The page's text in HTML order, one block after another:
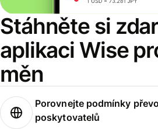
Stáhněte si
aplikaci Wise
měn
Porovnejte podmínky
poskytovatelů